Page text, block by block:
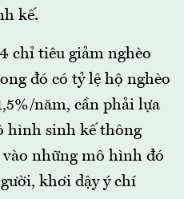
kế.
chỉ tiêu giảm nghèo
đó có tỷ lệ hộ nghèo
năm, cần phải lựa
hình sinh kế thông
những mô hình đó
khơi dậy ý chí